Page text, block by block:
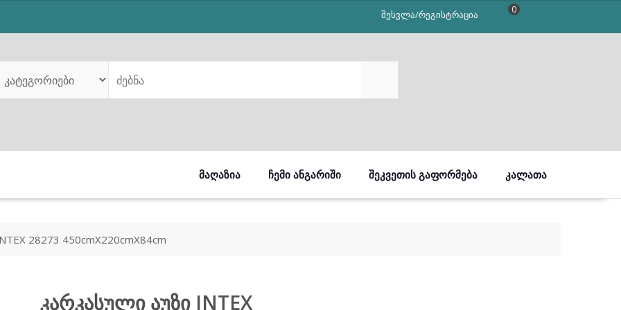
შესვლა/რეგისტრაცია 0
ᲛᲐᲦᲐᲖᲘᲐ ᲩᲔᲛᲘ ᲐᲜᲒᲐᲠᲘᲨᲘ ᲨᲔᲙᲕᲔᲗᲘᲡ ᲒᲐᲤᲝᲠᲛᲔᲑᲐ ᲙᲐᲚᲐᲗᲐ
28273 450cmX220cmX84cm
კარკასული აუზი INTEX
₾499.00.